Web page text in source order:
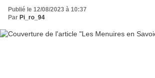
Publié le 12/08/2023 à 10:37
Par Pi_ro_94